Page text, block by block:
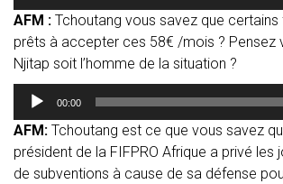
AFM : Tchoutang vous savez que
prêts à accepter ces 58€ /mois ? Pensez
Njitap soit l’homme de la situation ?
Lecteur
00:00
AFM: Tchoutang est ce que vous savez
président de la FIFPRO Afrique a privé les
de subventions à cause de sa défense